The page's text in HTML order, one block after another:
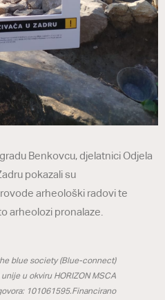
Benkovcu, djelatnici Odjela
pokazali su
arheološki radovi te
arheolozi pronalaze.
blue society (Blue-connect)
u okviru HORIZON MSCA
101061595.Financirano